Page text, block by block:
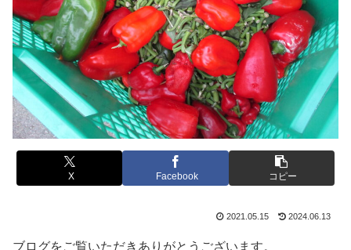
X Facebook コピー
2021.05.15 2024.06.13
ブログをご覧いただきありがとうございます。